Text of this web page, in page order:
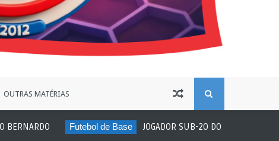
OUTRAS MATÉRIAS
U
Futebol de Base JOGADOR SUB-20 DO ITUANO SOFRE ATO RACISTA